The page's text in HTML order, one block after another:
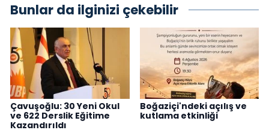
Bunlar da ilginizi çekebilir
Çavuşoğlu: 30 Yeni Okul
ve 622 Derslik Eğitime
Kazandırıldı
Boğaziçi'ndeki açılış ve
kutlama etkinliği